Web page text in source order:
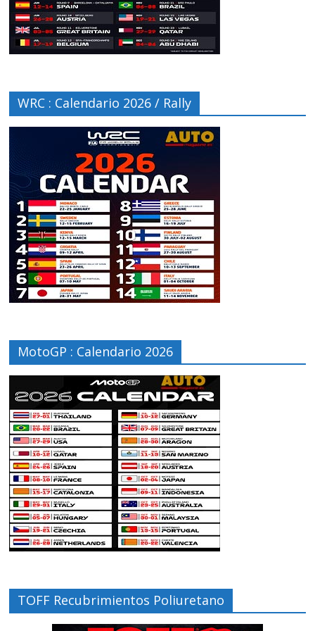
WRC : Calendario 2026 / Rally
MotoGP : Calendario 2026
TOFF Recubrimientos Poliuretano